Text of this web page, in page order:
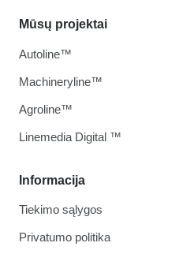
Informacija
Tiekimo sąlygos
Privatumo politika
Mūsų projektai
Autoline™
Machineryline™
Agroline™
Linemedia Digital ™